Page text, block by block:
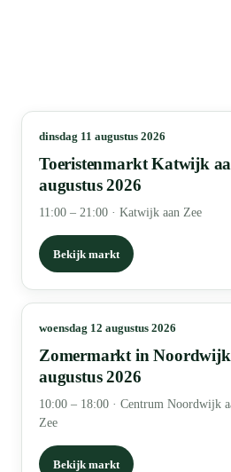
dinsdag 11 augustus 2026
Toeristenmarkt Katwijk
augustus 2026
11:00 – 21:00 · Katwijk aan Zee
Bekijk markt
woensdag 12 augustus 2026
Zomermarkt in Noordwijk
augustus 2026
10:00 – 18:00 · Centrum Noordwijk
Zee
Bekijk markt